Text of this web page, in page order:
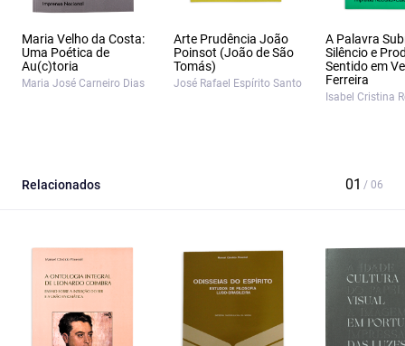
Maria Velho da Costa:
Uma Poética de
Au(c)toria
Maria José Carneiro Dias
Arte Prudência João
Poinsot (João de São
Tomás)
José Rafael Espírito Santo
A Palavra
Silêncio e
Sentido em
Ferreira
Isabel Cristina
Relacionados